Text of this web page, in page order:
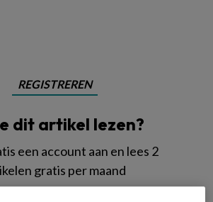
REGISTREREN
dit artikel lezen?
een account aan en lees 2
gratis per maand